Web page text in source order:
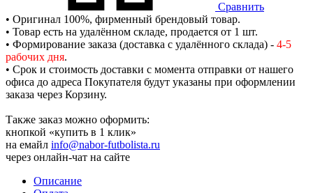
Сравнить
• Оригинал 100%, фирменный брендовый товар.
• Товар есть на удалённом складе, продается от 1 шт.
• Формирование заказа (доставка с удалённого склада) - 4-5
рабочих дня.
• Срок и стоимость доставки с момента отправки от нашего
офиса до адреса Покупателя будут указаны при оформлении
заказа через Корзину.
Также заказ можно оформить:
кнопкой «купить в 1 клик»
на емайл info@nabor-futbolista.ru
через онлайн-чат на сайте
Описание